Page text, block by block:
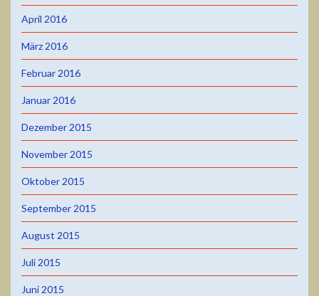
April 2016
März 2016
Februar 2016
Januar 2016
Dezember 2015
November 2015
Oktober 2015
September 2015
August 2015
Juli 2015
Juni 2015